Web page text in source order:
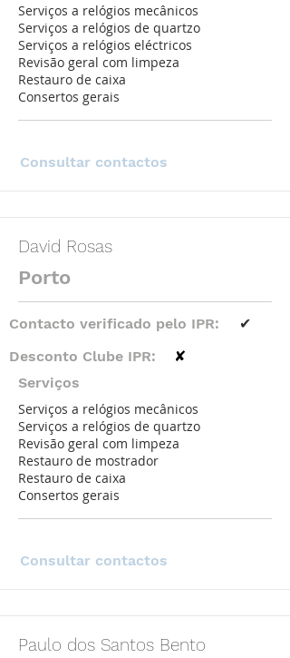
Serviços a relógios mecânicos
Serviços a relógios de quartzo
Serviços a relógios eléctricos
Revisão geral com limpeza
Restauro de caixa
Consertos gerais
Consultar contactos
David Rosas
Porto
Contacto verificado pelo IPR:
✔
Desconto Clube IPR:
✘
Serviços
Serviços a relógios mecânicos
Serviços a relógios de quartzo
Revisão geral com limpeza
Restauro de mostrador
Restauro de caixa
Consertos gerais
Consultar contactos
Paulo dos Santos Bento